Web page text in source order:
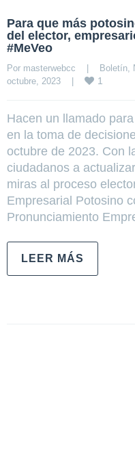
Para que más
del elector,
#MeVeo
Por masterwebcc | Boletín
octubre, 2023 | 1
Hacen un llamado
en la toma de
octubre de 2023. Con
ciudadanos a
miras al proceso
Empresarial Potosino
Pronunciamiento
LEER MÁS